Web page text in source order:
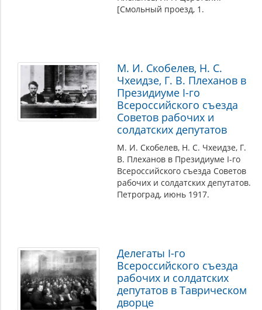
[Смольный проезд, 1.
М. И. Скобелев, Н. С.
Чхеидзе, Г. В. Плеханов в
Президиуме I-го
Всероссийского съезда
Советов рабочих и
солдатских депутатов
М. И. Скобелев, Н. С. Чхеидзе, Г.
В. Плеханов в Президиуме I-го
Всероссийского съезда Советов
рабочих и солдатских депутатов.
Петроград, июнь 1917.
Делегаты I-го
Всероссийского съезда
рабочих и солдатских
депутатов в Таврическом
дворце